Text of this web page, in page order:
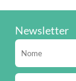
Newsletter